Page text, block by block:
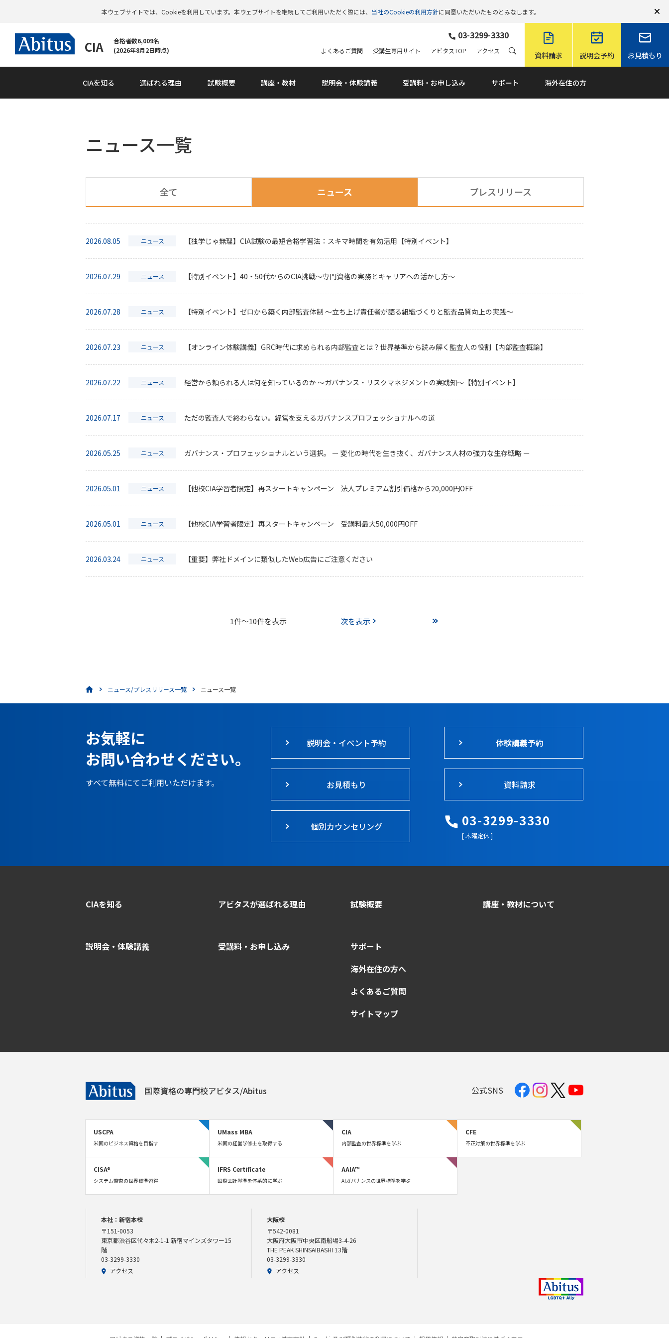
本ウェブサイトでは、Cookieを利用しています。本ウェブサイトを継続してご利用いただく際には、 当社のCookieの利用方針に同意いただいたものとみなします。
CIA
合格者数6,009名
(2026年8月2日時点)
資料請求 説明会予約 お見積もり
03-3299-3330
CIAを知る 選ばれる理由 試験概要 講座・教材 説明会・体験講義 受講料 ・お申し込み サポート 海外在住の方
よくあるご質問 受講生専用サイト アビタスTOP アクセス
ニュース一覧
全て ニュース プレスリリース
2026.08.05 ニュース 【独学じゃ無理】CIA試験の最短合格学習法：スキマ時間を有効活用【特別イベント】
2026.07.29 ニュース 【特別イベント】40・50代からのCIA挑戦～専門資格の実務とキャリアへの活かし方～
2026.07.28 ニュース 【特別イベント】ゼロから築く内部監査体制 ～立ち上げ責任者が語る組織づくりと監査品質向上の実践～
2026.07.23 ニュース 【オンライン体験講義】GRC時代に求められる内部監査とは？世界基準から読み解く監査人の役割【内部監査概論】
2026.07.22 ニュース 経営から頼られる人は何を知っているのか ～ガバナンス・リスクマネジメントの実践知～【特別イベント】
2026.07.17 ニュース ただの監査人で終わらない。経営を支えるガバナンスプロフェッショナルへの道
2026.05.25 ニュース ガバナンス・プロフェッショナルという選択。 ー 変化の時代を生き抜く、ガバナンス人材の強力な生存戦略 ー
2026.05.01 ニュース 【他校CIA学習者限定】再スタートキャンペーン 法人プレミアム割引価格から20,000円OFF
2026.05.01 ニュース 【他校CIA学習者限定】再スタートキャンペーン 受講料最大50,000円OFF
2026.03.24 ニュース 【重要】弊社ドメインに類似したWeb広告にご注意ください
1件～10件を表示 次を表示
ニュース/プレスリリース一覧 ニュース一覧
お気軽に
お問い合わせください。
すべて無料にてご利用いただけます。
説明会・イベント予約 体験講義予約
お見積もり 資料請求
個別カウンセリング 03-3299-3330
[ 木曜定休 ]
CIAを知る アビタスが選ばれる理由 試験概要 講座・教材について
説明会・体験講義 受講料・お申し込み
サポート
海外在住の方へ
よくあるご質問
サイトマップ
国際資格の専門校アビタス/Abitus 公式SNS
USCPA
米国のビジネス資格を目指す
UMass MBA
米国の経営学修士を取得する
CIA
内部監査の世界標準を学ぶ
CFE
不正対策の世界標準を学ぶ
CISA®
システム監査の世界標準習得
IFRS Certificate
国際会計基準を体系的に学ぶ
AAIA™
AIガバナンスの世界標準を学ぶ
本社：新宿本校
〒151-0053
東京都渋谷区代々木2-1-1 新宿マインズタワー15
階
03-3299-3330
アクセス
大阪校
〒542-0081
大阪府大阪市中央区南船場3-4-26
THE PEAK SHINSAIBASHI 13階
03-3299-3330
アクセス